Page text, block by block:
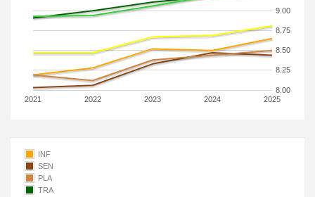
2021 2022 2023 2024 2025
8.00
8.25
8.50
8.75
9.00
INF
SEN
PLA
TRA